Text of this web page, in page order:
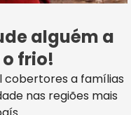
alguém a
frio!
cobertores a famílias
nas regiões mais